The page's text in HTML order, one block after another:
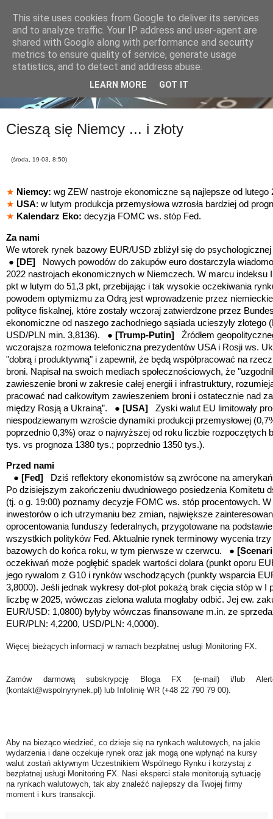
Cieszą się Niemcy ... i złoty
(środa, 19-03, 8:50)
★ Niemcy: wg ZEW nastroje ekonomiczne są najlepsze od lutego
★ USA: w lutym produkcja przemysłowa wzrosła bardziej od
★ Kalendarz Eko: decyzja FOMC ws. stóp Fed.
Za nami
We wtorek rynek bazowy EUR/USD zbliżył się do
● [DE]
Nowych powodów do zakupów euro dostarczyła
2022 nastrojach ekonomicznych w Niemczech. W marcu indeksu
pkt w lutym do 51,3 pkt, przebijając i tak wysokie oczekiwania
powodem optymizmu za Odrą jest wprowadzenie przez
polityce fiskalnej, które zostały wczoraj zatwierdzone przez
ekonomiczne od naszego zachodniego sąsiada ucieszyły złotego
USD/PLN min. 3,8136). ● [Trump-Putin] Źródłem
wczorajsza rozmowa telefoniczna prezydentów USA i Rosji ws.
"dobrą i produktywną" i zapewnił, że będą współpracować na
broni. Napisał na swoich mediach społecznościowych, że
zawieszenie broni w zakresie całej energii i infrastruktury,
pracować nad całkowitym zawieszeniem broni i ostatecznie nad
między Rosją a Ukrainą”. ● [USA] Zyski walut EU limitowały
niespodziewanym wzroście dynamiki produkcji przemysłowej
poprzednio 0,3%) oraz o najwyższej od roku liczbie rozpoczętych
tys. vs prognoza 1380 tys.; poprzednio 1350 tys.).
Przed nami
● [Fed]
Dziś reflektory ekonomistów są zwrócone na
Po dzisiejszym zakończeniu dwudniowego posiedzenia Komitetu
(tj. o g. 19:00) poznamy decyzje FOMC ws. stóp procentowych.
inwestorów o ich utrzymaniu bez zmian, największe
oprocentowania funduszy federalnych, przygotowane na
wszystkich polityków Fed. Aktualnie rynek terminowy wycenia
bazowych do końca roku, w tym pierwsze w czerwcu. ●
oczekiwań może pogłębić spadek wartości dolara (punkt oporu
jego rywalom z G10 i rynków wschodzących (punkty wsparcia
3,8000). Jeśli jednak wykresy dot-plot pokażą brak cięcia stóp w I
liczbę w 2025, wówczas zielona waluta mogłaby odbić. Jej ew.
EUR/USD: 1,0800) byłyby wówczas finansowane m.in. ze
EUR/PLN: 4,2200, USD/PLN: 4,0000).
Więcej bieżących informacji w ramach bezpłatnej usługi Monitoring FX.
Zamów darmową subskrypcję Bloga FX (e-mail) i/lub
(kontakt@wspolnyrynek.pl) lub Infolinię WR (+48 22 790 79 00).
Aby na bieżąco wiedzieć, co dzieje się na rynkach walutowych, na jakie
wydarzenia i dane oczekuje rynek oraz jak mogą one wpłynąć na kursy
walut zostań aktywnym Uczestnikiem Wspólnego Rynku i korzystaj z
bezpłatnej usługi Monitoring FX. Nasi eksperci stale monitorują sytuację
na rynkach walutowych, tak aby znaleźć najlepszy dla Twojej firmy
moment i kurs transakcji.
This site uses cookies from Google to deliver its services
and to analyze traffic. Your IP address and user-agent are
shared with Google along with performance and security
metrics to ensure quality of service, generate usage
statistics, and to detect and address abuse.
LEARN MORE GOT IT